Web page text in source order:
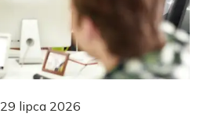
29 lipca 2026